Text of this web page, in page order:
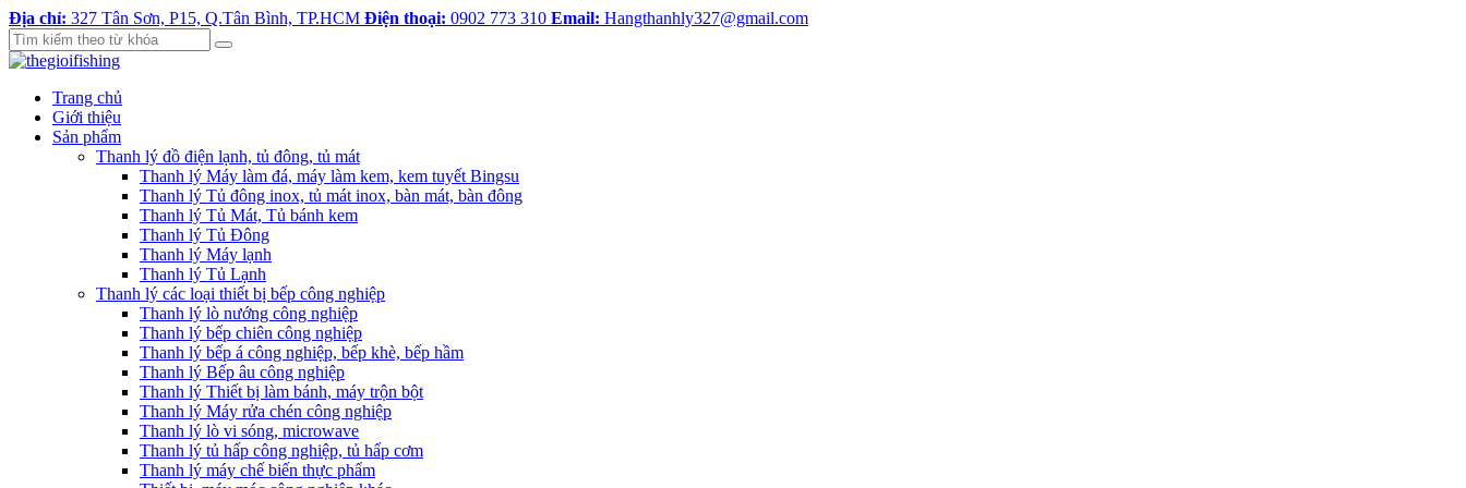
Địa chỉ: 327 Tân Sơn, P15, Q.Tân Bình, TP.HCM Điện thoại: 0902 773 310 Email: Hangthanhly327@gmail.com
Trang chủ
Giới thiệu
Sản phẩm
Thanh lý đồ điện lạnh, tủ đông, tủ mát
Thanh lý Máy làm đá, máy làm kem, kem tuyết Bingsu
Thanh lý Tủ đông inox, tủ mát inox, bàn mát, bàn đông
Thanh lý Tủ Mát, Tủ bánh kem
Thanh lý Tủ Đông
Thanh lý Máy lạnh
Thanh lý Tủ Lạnh
Thanh lý các loại thiết bị bếp công nghiệp
Thanh lý lò nướng công nghiệp
Thanh lý bếp chiên công nghiệp
Thanh lý bếp á công nghiệp, bếp khè, bếp hầm
Thanh lý Bếp âu công nghiệp
Thanh lý Thiết bị làm bánh, máy trộn bột
Thanh lý Máy rửa chén công nghiệp
Thanh lý lò vi sóng, microwave
Thanh lý tủ hấp công nghiệp, tủ hấp cơm
Thanh lý máy chế biến thực phẩm